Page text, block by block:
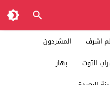
اشرف
المشردون
التوت
بهار